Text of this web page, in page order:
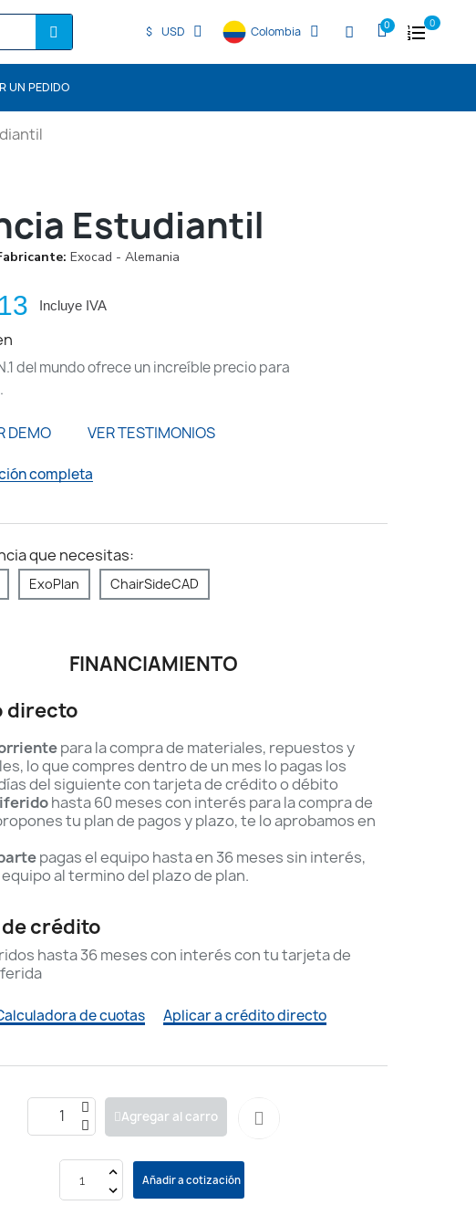
$ USD Colombia
0
UN PEDIDO
Estudiantil
Exocad - Alemania
Incluye IVA
del mundo ofrece un increíble precio para
DEMO VER TESTIMONIOS
completa
que necesitas:
ExoPlan ChairSideCAD
FINANCIAMIENTO
directo
para la compra de materiales, repuestos y
lo que compres dentro de un mes lo pagas los
del siguiente con tarjeta de crédito o débito
hasta 60 meses con interés para la compra de
tu plan de pagos y plazo, te lo aprobamos en
pagas el equipo hasta en 36 meses sin interés,
al termino del plazo de plan.
crédito
hasta 36 meses con interés con tu tarjeta de
de cuotas Aplicar a crédito directo
Agregar al carro
Añadir a cotización